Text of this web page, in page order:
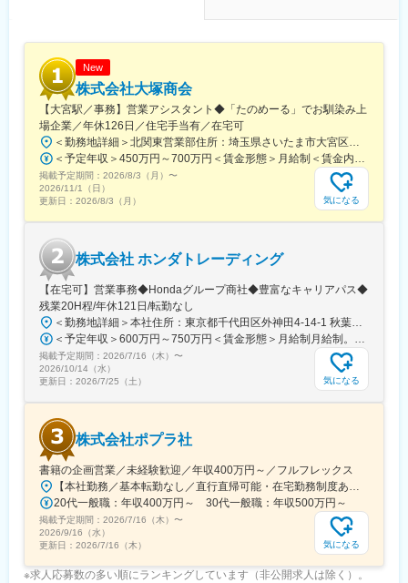
「住まいづくり」に深く関われる提案
・顧客：工務店・リフォーム会社向け
・商材：キッチン・ユニットバス・住宅設備
【電気資材部門】
戸建てから集合住宅まで幅広く対応
・顧客：電気工事会社向け
・商材：照明・電線・空調設備など
【設備・土木部門】
大型施設・社会インフラ案件にも携われる
・商材：空調・給排水・インフラ資材
■当社の特徴：
・セディアグループの中核企業として、多彩な商品の卸・流通事
業を展開。生活インフラを支える「水と住まいの専門商社」
・直近10年で売上1,000億円以上成長！15期連続増収・6期連続増
益の安定基盤を持つ
・3,500社以上のメーカーと取引し、業界トップクラスの商品ライ
ンナップ
に根差したネットワークで、地域に最適な営業戦略を展開。
New
株式会社大塚商会
【大宮駅／事務】営業アシスタント◆「たのめーる」でお馴染み上
場企業／年休126日／住宅手当有／在宅可
掲載予定期間： 2026/8/3（月） 〜
2026/11/1（日）
更新日： 2026/8/3（月） 気になる
株式会社 ホンダトレーディング
【在宅可】営業事務◆Hondaグループ商社◆豊富なキャリアパス◆
残業20H程/年休121日/転勤なし
掲載予定期間： 2026/7/16（木） 〜
2026/10/14（水）
更新日： 2026/7/25（土） 気になる
株式会社ポプラ社
書籍の企画営業／未経験歓迎／年収400万円～／フルフレックス
20代一般職：年収400万円～ 30代一般職：年収500万円～
掲載予定期間： 2026/7/16（木） 〜
2026/9/16（水）
更新日： 2026/7/16（木） 気になる
※求人応募数の多い順にランキングしています（非公開求人は除く）。